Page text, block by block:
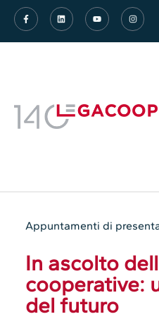
Appuntamenti di
In ascolto
cooperative:
del futuro